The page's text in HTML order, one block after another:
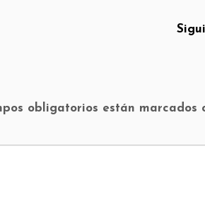
obligatorios están marcados